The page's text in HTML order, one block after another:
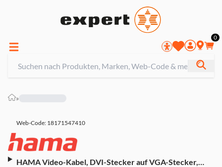
0
»
Web-Code: 18171547410
HAMA Video-Kabel, DVI-Stecker auf VGA-Stecker,